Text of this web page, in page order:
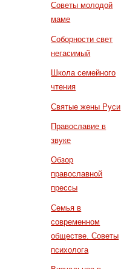
Советы молодой
маме
Соборности свет
негасимый
Школа семейного
чтения
Святые жены Руси
Православие в
звуке
Обзор
православной
прессы
Семья в
современном
обществе. Советы
психолога